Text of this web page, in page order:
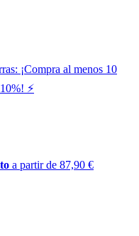
¡Compra al menos 10
⚡️
a partir de 87,90 €